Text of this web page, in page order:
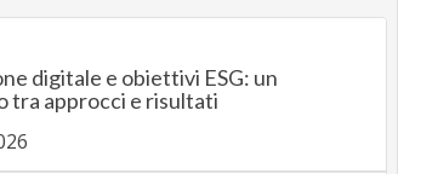
digitale e obiettivi ESG: un
tra approcci e risultati